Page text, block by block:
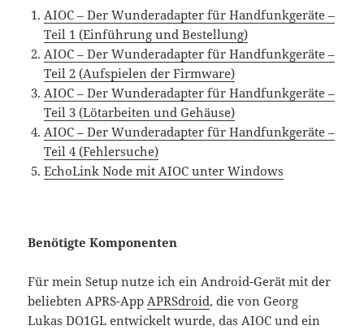
AIOC – Der Wunderadapter für Handfunkgeräte –
Teil 1 (Einführung und Bestellung)
AIOC – Der Wunderadapter für Handfunkgeräte –
Teil 2 (Aufspielen der Firmware)
AIOC – Der Wunderadapter für Handfunkgeräte –
Teil 3 (Lötarbeiten und Gehäuse)
AIOC – Der Wunderadapter für Handfunkgeräte –
Teil 4 (Fehlersuche)
EchoLink Node mit AIOC unter Windows
Benötigte Komponenten
Für mein Setup nutze ich ein Android-Gerät mit der
beliebten APRS-App APRSdroid, die von Georg
Lukas DO1GL entwickelt wurde, das AIOC und ein